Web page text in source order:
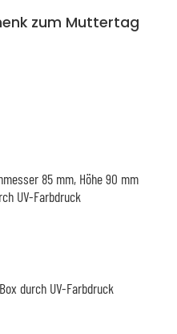
zum Muttertag
85 mm, Höhe 90 mm
UV-Farbdruck
durch UV-Farbdruck